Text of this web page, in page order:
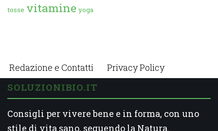
tosse vitamine yoga
Redazione e Contatti Privacy Policy
SOLUZIONIBIO.IT
Consigli per vivere bene e in forma, con uno
stile di vita sano, seguendo la Natura.